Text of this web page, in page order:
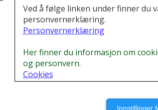
Ved å følge linken under finner du
personvernerklæring.
Personvernerklæring
Her finner du informasjon om
og personvern.
Cookies
Innstillinger